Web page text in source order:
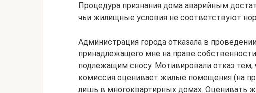
Процедура признания дома аварийным
чьи жилищные условия не соответствуют
Администрация города отказала в
принадлежащего мне на праве
подлежащим сносу. Мотивировали отказ
комиссия оценивает жилые помещения (на
лишь в многоквартирных домах. Оценивать